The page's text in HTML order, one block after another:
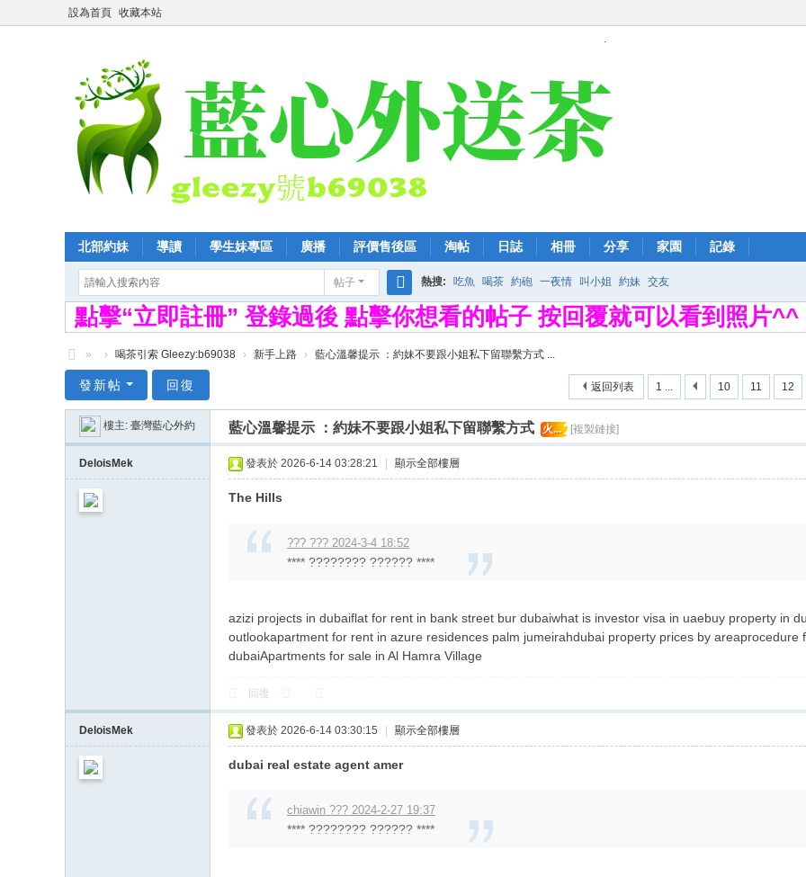
設為首頁 收藏本站
.
北部約妹 導讀 學生妹專區 廣播 評價售後區 淘帖 日誌 相冊 分享 家園 記錄
帖子
搜
索
熱搜: 吃魚 喝茶 約砲 一夜情 叫小姐 約妹 交友
點擊“立即註冊” 登錄過後 點擊你想看的帖子 按回覆就可以看到照片^^
臺
» › 喝茶引索 Gleezy:b69038 › 新手上路 › 藍心溫馨提示 ：約妹不要跟小姐私下留聯繫方式 ...
1 ... 10 11 12
返回列表
發新帖 回復
樓主: 臺灣藍心外約 藍心溫馨提示 ：約妹不要跟小姐私下留聯繫方式 火... [複製鏈接]
DeloisMek 發表於 2026-6-14 03:28:21 顯示全部樓層
The Hills
??? ??? 2024-3-4 18:52
**** ???????? ?????? ****
azizi projects in dubaiflat for rent in bank street bur dubaiwhat is investor visa in uaebuy property in
outlookapartment for rent in azure residences palm jumeirahdubai property prices by
dubaiApartments for sale in Al Hamra Village
回復
DeloisMek 發表於 2026-6-14 03:30:15 顯示全部樓層
dubai real estate agent amer
chiawin ??? 2024-2-27 19:37
**** ???????? ?????? ****